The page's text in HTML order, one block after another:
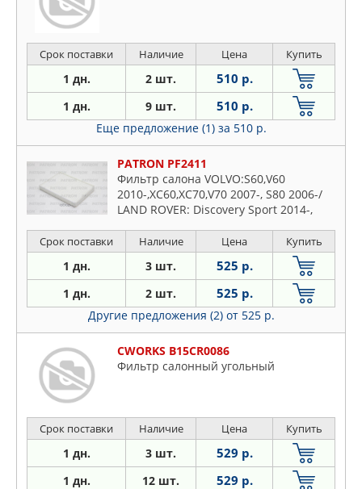
Срок поставки Наличие Цена Купить
1 дн. 2 шт. 510 р.
1 дн. 9 шт. 510 р.
Еще предложение (1) за 510 р.
PATRON PF2411
Фильтр салона VOLVO:S60,V60
2010-,XC60,XC70,V70 2007-, S80 2006-/
LAND ROVER: Discovery Sport 2014-,
2011-
Срок поставки Наличие Цена Купить
1 дн. 3 шт. 525 р.
1 дн. 2 шт. 525 р.
Другие предложения (2) от 525 р.
CWORKS B15CR0086
Фильтр салонный угольный
Срок поставки Наличие Цена Купить
1 дн. 3 шт. 529 р.
1 дн. 12 шт. 529 р.